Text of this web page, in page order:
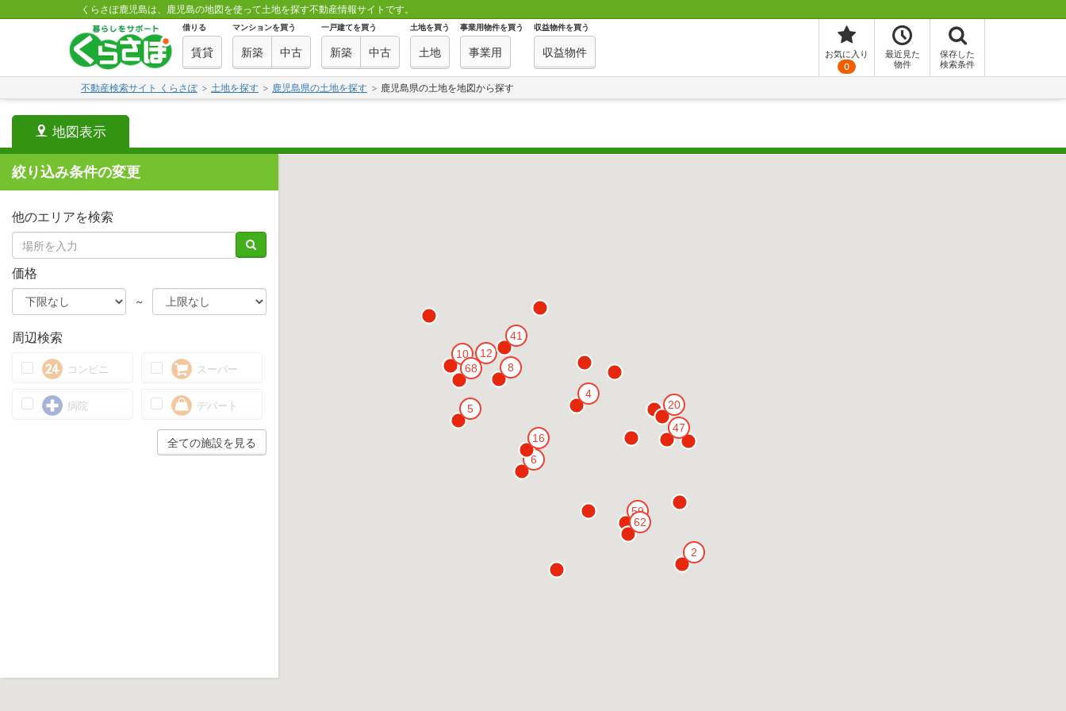
くらさぽ鹿児島は、鹿児島の地図を使って土地を探す不動産情報サイトです。
借りる
賃貸
マンションを買う
新築 中古
一戸建てを買う
新築 中古
土地を買う
土地
事業用物件を買う
事業用
収益物件を買う
収益物件
お気に入り
0
最近見た
物件
保存した
検索条件
不動産検索サイト くらさぽ 土地を探す 鹿児島県の土地を探す 鹿児島県の土地を地図から探す
地図表示
絞り込み条件の変更
他のエリアを検索
価格
~
周辺検索
コンビニ スーパー
病院 デパート
全ての施設を見る